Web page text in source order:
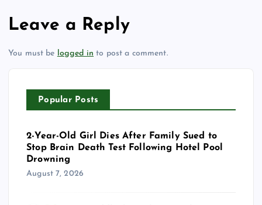
Leave a Reply
You must be logged in to post a comment.
Popular Posts
2-Year-Old Girl Dies After Family Sued to
Stop Brain Death Test Following Hotel Pool
Drowning
August 7, 2026